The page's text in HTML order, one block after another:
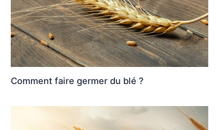
Comment faire germer du blé ?